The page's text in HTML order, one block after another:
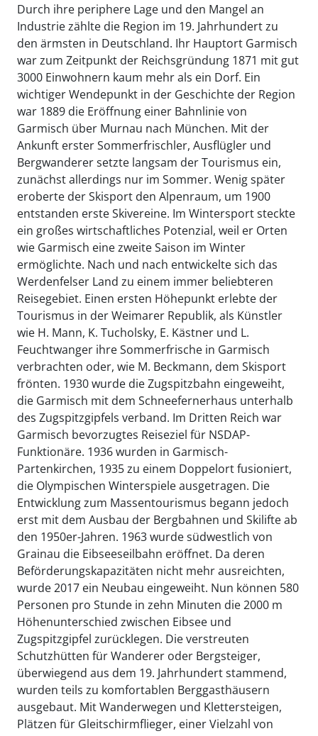
Durch ihre periphere Lage und den Mangel an
Industrie zählte die Region im 19. Jahrhundert zu
den ärmsten in Deutschland. Ihr Hauptort Garmisch
war zum Zeitpunkt der Reichsgründung 1871 mit gut
3000 Einwohnern kaum mehr als ein Dorf. Ein
wichtiger Wendepunkt in der Geschichte der Region
war 1889 die Eröffnung einer Bahnlinie von
Garmisch über Murnau nach München. Mit der
Ankunft erster Sommerfrischler, Ausflügler und
Bergwanderer setzte langsam der Tourismus ein,
zunächst allerdings nur im Sommer. Wenig später
eroberte der Skisport den Alpenraum, um 1900
entstanden erste Skivereine. Im Wintersport steckte
ein großes wirtschaftliches Potenzial, weil er Orten
wie Garmisch eine zweite Saison im Winter
ermöglichte. Nach und nach entwickelte sich das
Werdenfelser Land zu einem immer beliebteren
Reisegebiet. Einen ersten Höhepunkt erlebte der
Tourismus in der Weimarer Republik, als Künstler
wie H. Mann, K. Tucholsky, E. Kästner und L.
Feuchtwanger ihre Sommerfrische in Garmisch
verbrachten oder, wie M. Beckmann, dem Skisport
frönten. 1930 wurde die Zugspitzbahn eingeweiht,
die Garmisch mit dem Schneefernerhaus unterhalb
des Zugspitzgipfels verband. Im Dritten Reich war
Garmisch bevorzugtes Reiseziel für NSDAP-
Funktionäre. 1936 wurden in Garmisch-
Partenkirchen, 1935 zu einem Doppelort fusioniert,
die Olympischen Winterspiele ausgetragen. Die
Entwicklung zum Massentourismus begann jedoch
erst mit dem Ausbau der Bergbahnen und Skilifte ab
den 1950er-Jahren. 1963 wurde südwestlich von
Grainau die Eibseeseilbahn eröffnet. Da deren
Beförderungskapazitäten nicht mehr ausreichten,
wurde 2017 ein Neubau eingeweiht. Nun können 580
Personen pro Stunde in zehn Minuten die 2000 m
Höhenunterschied zwischen Eibsee und
Zugspitzgipfel zurücklegen. Die verstreuten
Schutzhütten für Wanderer oder Bergsteiger,
überwiegend aus dem 19. Jahrhundert stammend,
wurden teils zu komfortablen Berggasthäusern
ausgebaut. Mit Wanderwegen und Klettersteigen,
Plätzen für Gleitschirmflieger, einer Vielzahl von